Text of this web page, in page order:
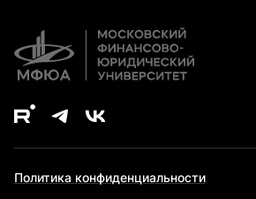
Политика конфиденциальности